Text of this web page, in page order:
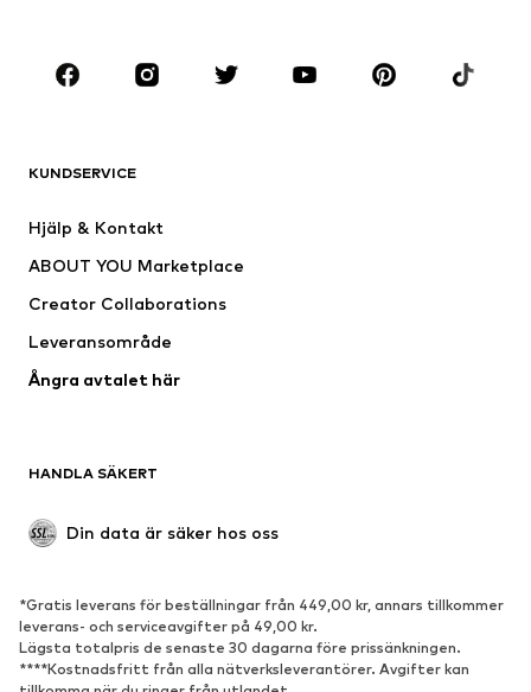
KLÄDER
Jackor
Badkläder
Tillfällen
Upcycling
Nytt
Boots & stövlar
Lågskor
SPORT
Sportkläder Sporttyper
KUNDSERVICE
Hjälp & Kontakt
ABOUT YOU Marketplace
Creator Collaborations
Leveransområde
Ångra avtalet här
HANDLA SÄKERT
Din data är säker hos oss
*Gratis leverans för beställningar från 449,00 kr, annars tillkommer
leverans- och serviceavgifter på 49,00 kr.
Lägsta totalpris de senaste 30 dagarna före prissänkningen.
****Kostnadsfritt från alla nätverksleverantörer. Avgifter kan